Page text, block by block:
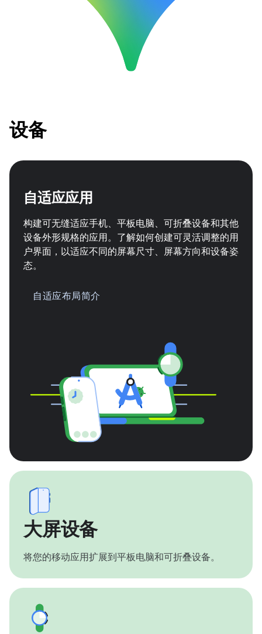
设备
自适应应用
构建可无缝适应手机、平板电脑、可折叠设备和其他
设备外形规格的应用。了解如何创建可灵活调整的用
户界面，以适应不同的屏幕尺寸、屏幕方向和设备姿
态。
自适应布局简介
大屏设备
将您的移动应用扩展到平板电脑和可折叠设备。